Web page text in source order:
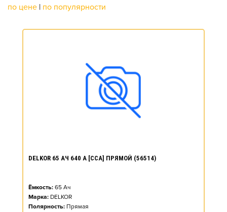
по цене | по популярности
DELKOR 65 АЧ 640 А [CCA] ПРЯМОЙ (56514)
Ёмкость: 65 Ач
Марка: DELKOR
Полярность: Прямая